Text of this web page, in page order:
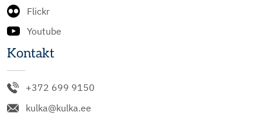
Flickr
Youtube
Kontakt
+372 699 9150
kulka@kulka.ee